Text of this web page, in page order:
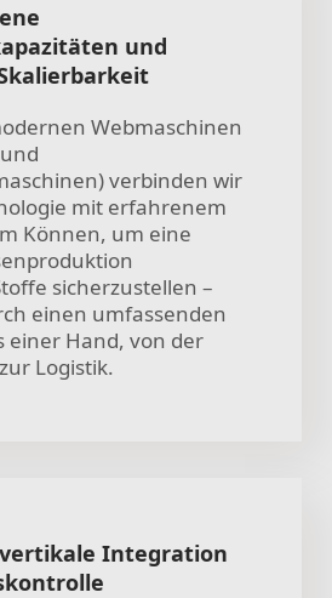
und
Webmaschinen
verbinden wir
mit erfahrenem
Können, um eine
sicherzustellen –
einen umfassenden
einer Hand, von der
Logistik.
Integration